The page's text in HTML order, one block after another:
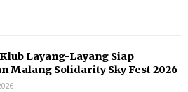
Layang-Layang Siap
Malang Solidarity Sky Fest 2026